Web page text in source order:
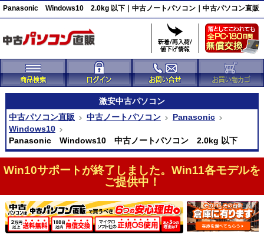
Panasonic Windows10 2.0kg 以下｜中古ノートパソコン｜中古パソコン直販
激安中古パソコン
中古パソコン直販
中古ノートパソコン
Panasonic
Windows10
Panasonic Windows10 中古ノートパソコン 2.0kg 以下
Win10サポートが終了しました。Win11各モデルを
ご提供中！